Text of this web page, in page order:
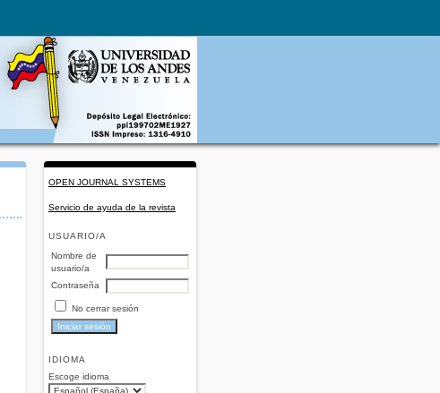
OPEN JOURNAL SYSTEMS
Servicio de ayuda de la revista
USUARIO/A
Nombre de
usuario/a
Contraseña
No cerrar sesión
IDIOMA
Escoge idioma